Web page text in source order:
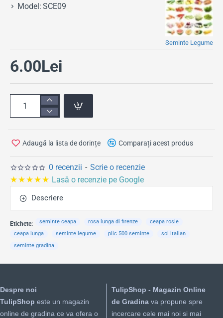
Model: SCE09
Seminte Legume
0 recenzii - Scrie o recenzie
6.00Lei
Adaugă la lista de dorințe Comparați acest produs
★★★★★ Lasă o recenzie pe Google
Descriere
Etichete: seminte ceapa rosa lunga di firenze
ceapa rosie
ceapa lunga
seminte legume plic 500 seminte
soi italian
seminte gradina
Despre noi
TulipShop este un magazin
online de gradina ce va ofera o
TulipShop - Magazin Online
de Gradinava propune spre
incercare cele mai noi si mai